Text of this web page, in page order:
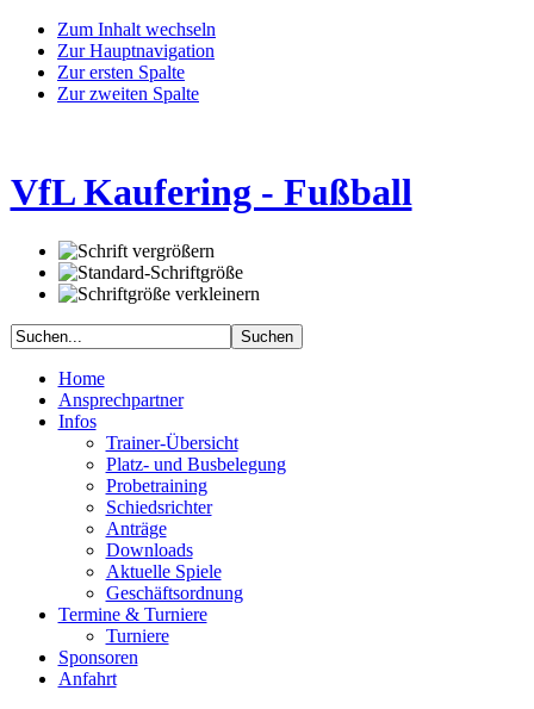
Zum Inhalt wechseln
Zur Hauptnavigation
Zur ersten Spalte
Zur zweiten Spalte
VfL Kaufering - Fußball
Home
Ansprechpartner
Infos
Trainer-Übersicht
Platz- und Busbelegung
Probetraining
Schiedsrichter
Anträge
Downloads
Aktuelle Spiele
Geschäftsordnung
Termine & Turniere
Turniere
Sponsoren
Anfahrt